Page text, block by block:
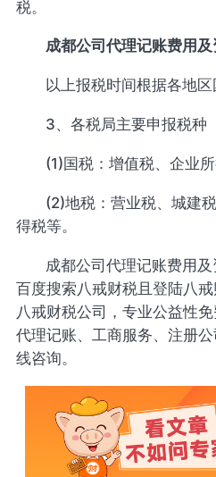
税。
成都公司代理记账费用
以上报税时间根据各地
3、各税局主要申报税种
(1)国税：增值税、企业
(2)地税：营业税、城建
得税等。
成都公司代理记账费用
百度搜索八戒财税且登陆八
八戒财税公司，专业公益性
代理记账、工商服务、注册
线咨询。